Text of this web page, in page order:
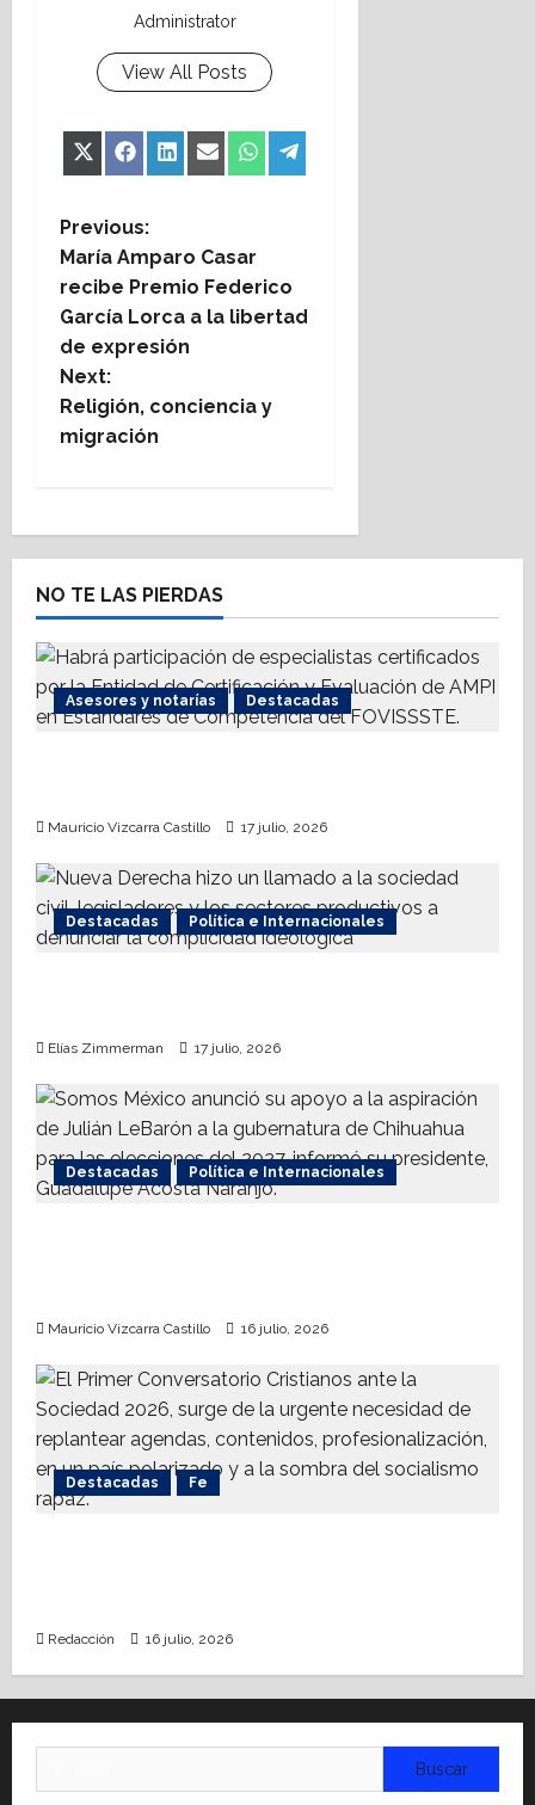
Administrator
View All Posts
Share
X
Share
Facebook
Share
LinkedIn
Share
EmailShare
WhatsApp
Share
Telegram
P
o
s
t
n
v
i
a
t
o
n
Previous:
María Amparo Casar
recibe Premio Federico
García Lorca a la libertad
de expresión
Next:
Religión, conciencia y
migración
NO TE LAS PIERDAS
Asesores y notarías Destacadas
Mauricio Vizcarra Castillo 17 julio, 2026
Destacadas Política e Internacionales
Elías Zimmerman 17 julio, 2026
Destacadas Política e Internacionales
Mauricio Vizcarra Castillo 16 julio, 2026
Destacadas Fe
Redacción 16 julio, 2026